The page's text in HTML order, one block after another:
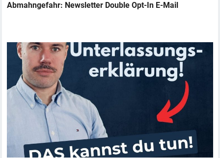
Abmahngefahr: Newsletter Double Opt-In E-Mail